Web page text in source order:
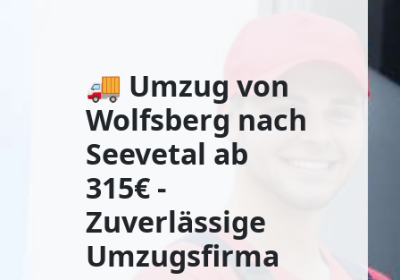
🚚 Umzug von
Wolfsberg nach
Seevetal ab
315€ -
Zuverlässige
Umzugsfirma